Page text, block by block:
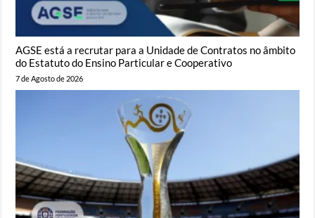
AGSE está a recrutar para a Unidade de Contratos no âmbito
do Estatuto do Ensino Particular e Cooperativo
7 de Agosto de 2026